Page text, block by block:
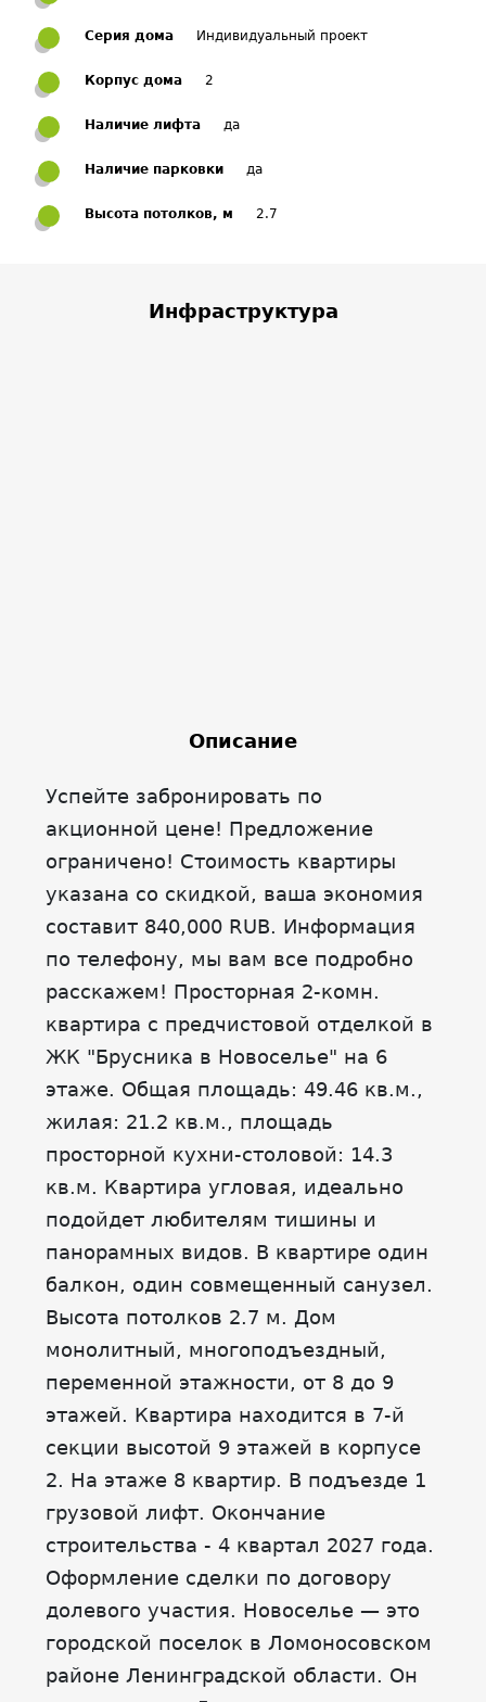
Серия дома Индивидуальный проект
Корпус дома 2
Наличие лифта да
Наличие парковки да
Высота потолков, м 2.7
Инфраструктура
Описание
Успейте забронировать по
акционной цене! Предложение
ограничено! Стоимость квартиры
указана со скидкой, ваша экономия
составит 840,000 RUB. Информация
по телефону, мы вам все подробно
расскажем! Просторная 2-комн.
квартира с предчистовой отделкой в
ЖК "Брусника в Новоселье" на 6
этаже. Общая площадь: 49.46 кв.м.,
жилая: 21.2 кв.м., площадь
просторной кухни-столовой: 14.3
кв.м. Квартира угловая, идеально
подойдет любителям тишины и
панорамных видов. В квартире один
балкон, один совмещенный санузел.
Высота потолков 2.7 м. Дом
монолитный, многоподъездный,
переменной этажности, от 8 до 9
этажей. Квартира находится в 7-й
секции высотой 9 этажей в корпусе
2. На этаже 8 квартир. В подъезде 1
грузовой лифт. Окончание
строительства - 4 квартал 2027 года.
Оформление сделки по договору
долевого участия. Новоселье — это
городской поселок в Ломоносовском
районе Ленинградской области. Он